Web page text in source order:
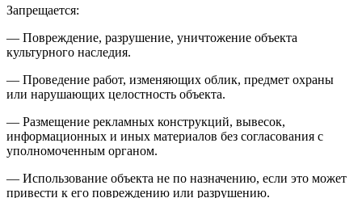
Запрещается:
— Повреждение, разрушение, уничтожение объекта
культурного наследия.
— Проведение работ, изменяющих облик, предмет охраны
или нарушающих целостность объекта.
— Размещение рекламных конструкций, вывесок,
информационных и иных материалов без согласования с
уполномоченным органом.
— Использование объекта не по назначению, если это может
привести к его повреждению или разрушению.